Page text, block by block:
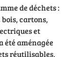
de déchets :
cartons,
et
été aménagée
réutilisables,